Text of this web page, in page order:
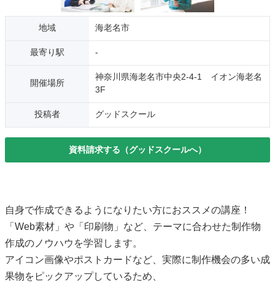
地域 海老名市
最寄り駅 -
開催場所
神奈川県海老名市中央2-4-1 イオン海老名
3F
投稿者 グッドスクール
資料請求する（グッドスクールへ）
自身で作成できるようになりたい方におススメの講座！
「Web素材」や「印刷物」など、テーマに合わせた制作物
作成のノウハウを学習します。
アイコン画像やポストカードなど、実際に制作機会の多い成
果物をピックアップしているため、